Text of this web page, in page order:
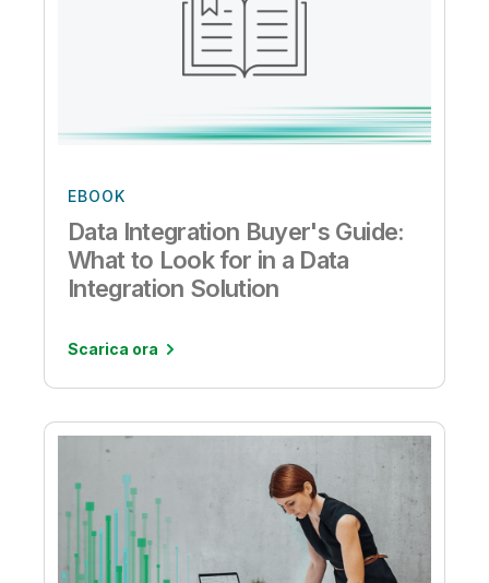
EBOOK
Data Integration Buyer's Guide:
What to Look for in a Data
Integration Solution
Scarica ora